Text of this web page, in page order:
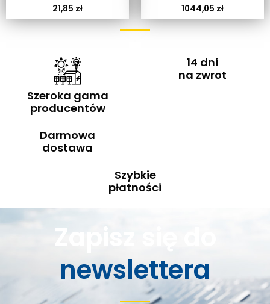
21,85 zł 1044,05 zł
Szeroka gama
producentów
14 dni
na zwrot
Darmowa
dostawa
Szybkie
płatności
Zapisz się do
newslettera